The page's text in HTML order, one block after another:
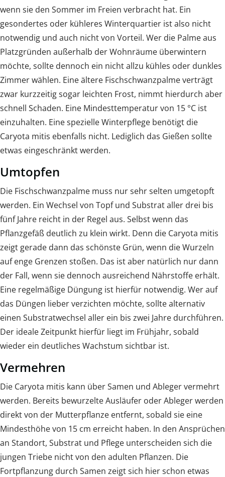
wenn sie den Sommer im Freien verbracht hat. Ein
gesondertes oder kühleres Winterquartier ist also nicht
notwendig und auch nicht von Vorteil. Wer die Palme aus
Platzgründen außerhalb der Wohnräume überwintern
möchte, sollte dennoch ein nicht allzu kühles oder dunkles
Zimmer wählen. Eine ältere Fischschwanzpalme verträgt
zwar kurzzeitig sogar leichten Frost, nimmt hierdurch aber
schnell Schaden. Eine Mindesttemperatur von 15 °C ist
einzuhalten. Eine spezielle Winterpflege benötigt die
Caryota mitis ebenfalls nicht. Lediglich das Gießen sollte
etwas eingeschränkt werden.
Umtopfen
Die Fischschwanzpalme muss nur sehr selten umgetopft
werden. Ein Wechsel von Topf und Substrat aller drei bis
fünf Jahre reicht in der Regel aus. Selbst wenn das
Pflanzgefäß deutlich zu klein wirkt. Denn die Caryota mitis
zeigt gerade dann das schönste Grün, wenn die Wurzeln
auf enge Grenzen stoßen. Das ist aber natürlich nur dann
der Fall, wenn sie dennoch ausreichend Nährstoffe erhält.
Eine regelmäßige Düngung ist hierfür notwendig. Wer auf
das Düngen lieber verzichten möchte, sollte alternativ
einen Substratwechsel aller ein bis zwei Jahre durchführen.
Der ideale Zeitpunkt hierfür liegt im Frühjahr, sobald
wieder ein deutliches Wachstum sichtbar ist.
Vermehren
Die Caryota mitis kann über Samen und Ableger vermehrt
werden. Bereits bewurzelte Ausläufer oder Ableger werden
direkt von der Mutterpflanze entfernt, sobald sie eine
Mindesthöhe von 15 cm erreicht haben. In den Ansprüchen
an Standort, Substrat und Pflege unterscheiden sich die
jungen Triebe nicht von den adulten Pflanzen. Die
Fortpflanzung durch Samen zeigt sich hier schon etwas